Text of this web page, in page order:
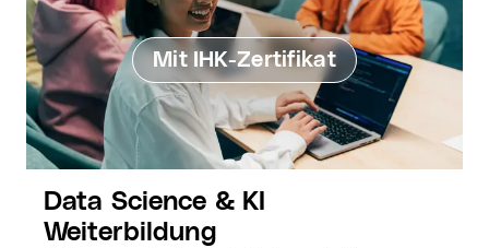
Mit IHK-Zertifikat
Data Science & KI
Weiterbildung